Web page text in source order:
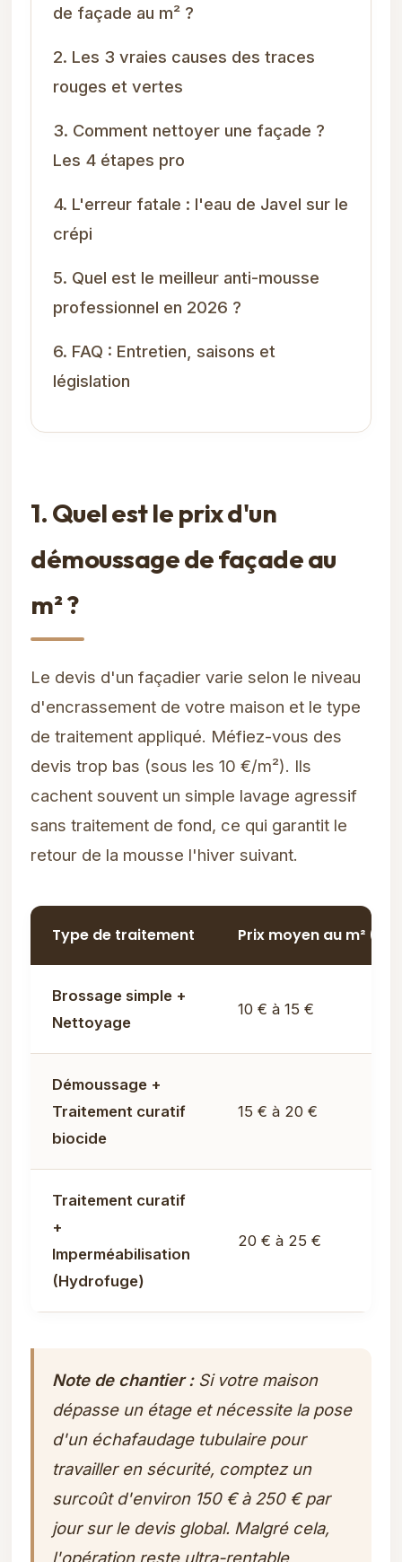
de façade au m² ?
2. Les 3 vraies causes des traces
rouges et vertes
3. Comment nettoyer une façade ?
Les 4 étapes pro
4. L'erreur fatale : l'eau de Javel sur le
crépi
5. Quel est le meilleur anti-mousse
professionnel en 2026 ?
6. FAQ : Entretien, saisons et
législation
1. Quel est le prix d'un
démoussage de façade au
m² ?
Le devis d'un façadier varie selon le niveau
d'encrassement de votre maison et le type
de traitement appliqué. Méfiez-vous des
devis trop bas (sous les 10 €/m²). Ils
cachent souvent un simple lavage agressif
sans traitement de fond, ce qui garantit le
retour de la mousse l'hiver suivant.
Type de traitement Prix moyen au m²
Brossage simple +
Nettoyage
10 € à 15 €
Démoussage +
Traitement curatif
biocide
15 € à 20 €
Traitement curatif
+
Imperméabilisation
(Hydrofuge)
20 € à 25 €
Note de chantier :Si votre maison
dépasse un étage et nécessite la pose
d'un échafaudage tubulaire pour
travailler en sécurité, comptez un
surcoût d'environ 150 € à 250 € par
jour sur le devis global. Malgré cela,
l'opération reste ultra-rentable